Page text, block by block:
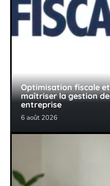
Optimisation fiscale
maîtriser la gestion
entreprise
6 août 2026